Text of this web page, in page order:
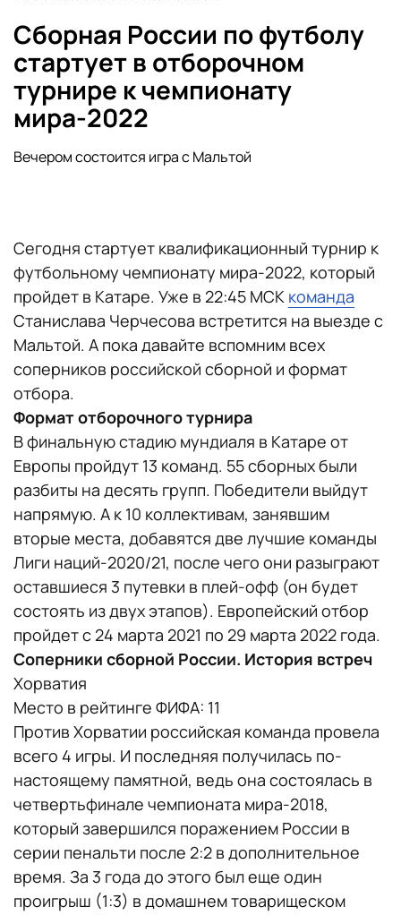
Сборная России по футболу
стартует в отборочном
турнире к чемпионату
мира-2022
Вечером состоится игра с Мальтой
Сегодня стартует квалификационный турнир к
футбольному чемпионату мира-2022, который
пройдет в Катаре. Уже в 22:45 МСК команда
Станислава Черчесова встретится на выезде с
Мальтой. А пока давайте вспомним всех
соперников российской сборной и формат
отбора.
Формат отборочного турнира
В финальную стадию мундиаля в Катаре от
Европы пройдут 13 команд. 55 сборных были
разбиты на десять групп. Победители выйдут
напрямую. А к 10 коллективам, занявшим
вторые места, добавятся две лучшие команды
Лиги наций-2020/21, после чего они разыграют
оставшиеся 3 путевки в плей-офф (он будет
состоять из двух этапов). Европейский отбор
пройдет с 24 марта 2021 по 29 марта 2022 года.
Соперники сборной России. История встреч
Хорватия
Место в рейтинге ФИФА: 11
Против Хорватии российская команда провела
всего 4 игры. И последняя получилась по-
настоящему памятной, ведь она состоялась в
четвертьфинале чемпионата мира-2018,
который завершился поражением России в
серии пенальти после 2:2 в дополнительное
время. За 3 года до этого был еще один
проигрыш (1:3) в домашнем товарищеском